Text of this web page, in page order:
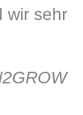
wir sehr